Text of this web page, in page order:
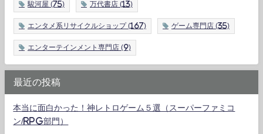
駿河屋 (75) 万代書店 (13)
エンタメ系リサイクルショップ (167) ゲーム専門店 (35)
エンターテインメント専門店 (9)
最近の投稿
本当に面白かった！神レトロゲーム５選（スーパーファミコ
ン/RPG部門）